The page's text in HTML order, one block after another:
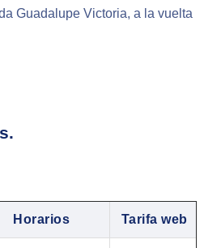
Guadalupe Victoria, a la vuelta
Horarios Tarifa web